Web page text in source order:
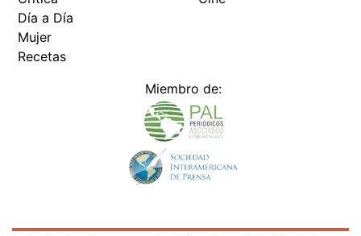
Día a Día
Mujer
Recetas
Miembro de: